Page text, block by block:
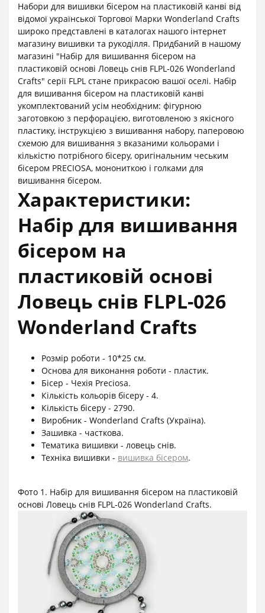
Набори для вишивки бісером на пластиковій канві від
відомої української Торгової Марки Wonderland Crafts
широко представлені в каталогах нашого інтернет
магазину вишивки та рукоділля. Придбаний в нашому
магазині "Набір для вишивання бісером на
пластиковій основі Ловець снів FLPL-026 Wonderland
Crafts" серії FLPL стане прикрасою вашої оселі. Набір
для вишивання бісером на пластиковій канві
укомплектований усім необхідним: фігурною
заготовкою з перфорацією, виготовленою з якісного
пластику, інструкцією з вишивання набору, паперовою
схемою для вишивання з вказаними кольорами і
кількістю потрібного бісеру, оригінальним чеським
бісером PRECIOSA, монониткою і голками для
вишивання бісером.
Характеристики:
Набір для вишивання
бісером на
пластиковій основі
Ловець снів FLPL-026
Wonderland Crafts
Розмір роботи - 10*25 см.
Основа для виконання роботи - пластик.
Бісер - Чехія Preciosa.
Кількість кольорів бісеру - 4.
Кількість бісеру - 2790.
Виробник - Wonderland Crafts (Україна).
Зашивка - часткова.
Тематика вишивки - ловець снів.
Техніка вишивки - вишивка бісером.
Фото 1. Набір для вишивання бісером на пластиковій
основі Ловець снів FLPL-026 Wonderland Crafts.